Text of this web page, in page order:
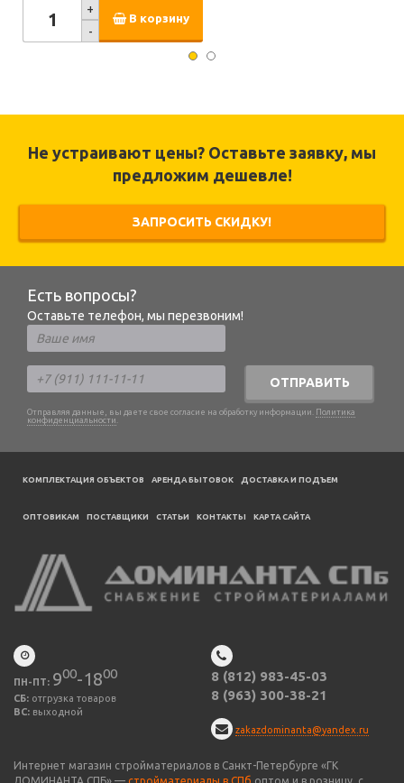
+
-
В корзину
Не устраивают цены? Оставьте заявку, мы
предложим дешевле!
ЗАПРОСИТЬ СКИДКУ!
Есть вопросы?
Оставьте телефон, мы перезвоним!
ОТПРАВИТЬ
Отправляя данные, вы даете свое согласие на обработку информации. Политика
конфиденциальности .
КОМПЛЕКТАЦИЯ ОБЪЕКТОВ АРЕНДА БЫТОВОК ДОСТАВКА И ПОДЪЕМ
ОПТОВИКАМ ПОСТАВЩИКИ CТАТЬИ КОНТАКТЫ КАРТА САЙТА
ПН-ПТ: 900-1800
СБ: отгрузка товаров
ВС: выходной
8 (812) 983-45-03
8 (963) 300-38-21
zakazdominanta@yandex.ru
Интернет магазин стройматериалов в Санкт-Петербурге «ГК
ДОМИНАНТА СПБ» — стройматериалы в СПб оптом и в розницу, с